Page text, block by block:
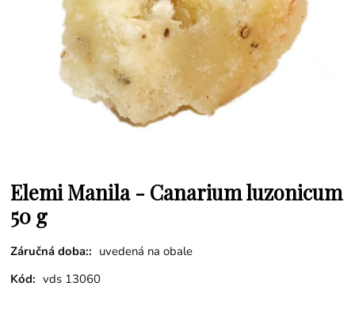
Elemi Manila - Canarium luzonicum
50 g
Záručná doba:: uvedená na obale
Kód: vds 13060